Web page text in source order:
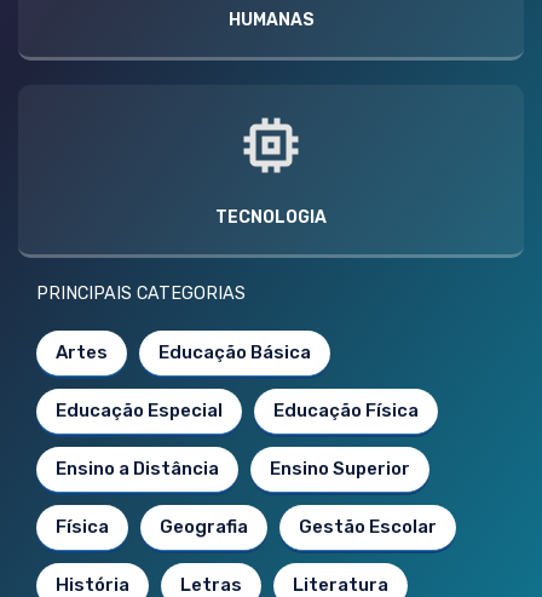
HUMANAS
TECNOLOGIA
PRINCIPAIS CATEGORIAS
Artes Educação Básica
Educação Especial Educação Física
Ensino a Distância Ensino Superior
Física Geografia Gestão Escolar
História Letras Literatura